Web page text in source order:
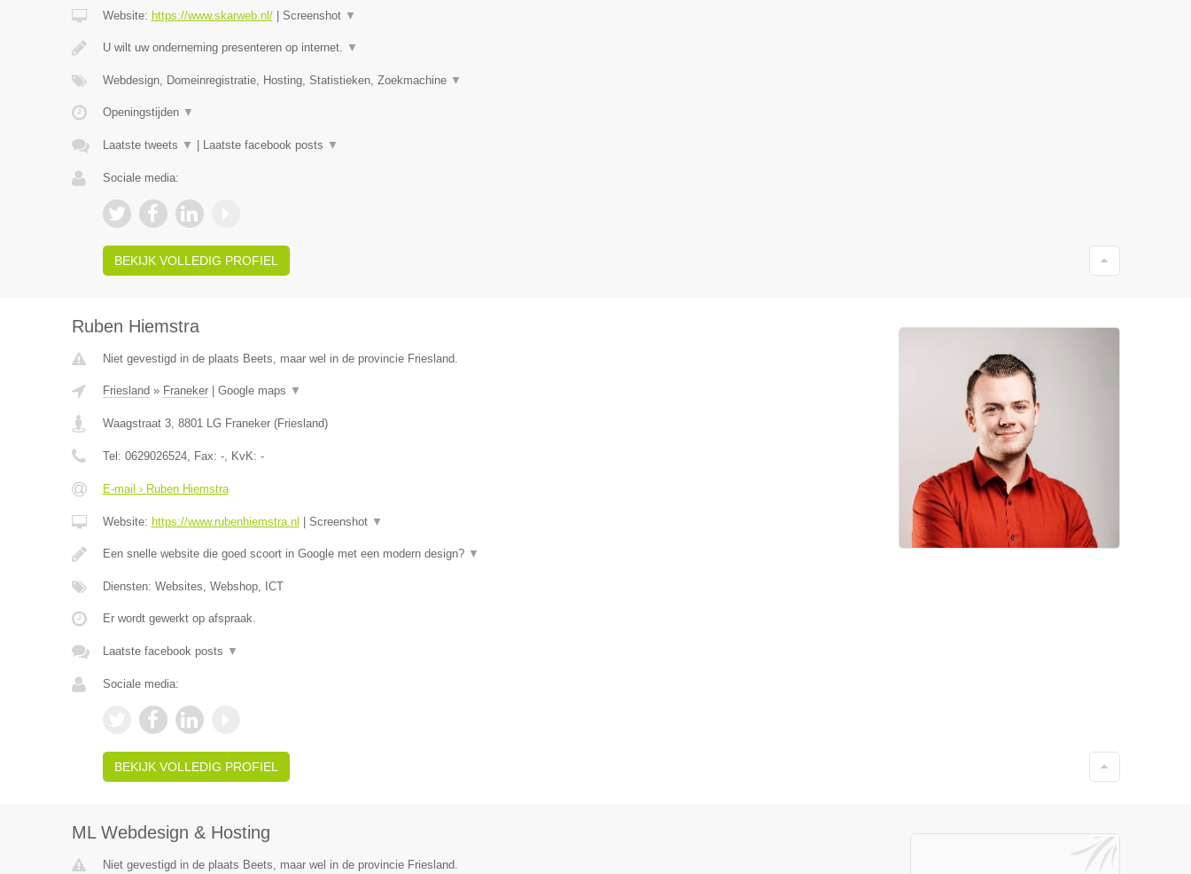
Website: https://www.skarweb.nl/| Screenshot ▼
U wilt uw onderneming presenteren op internet. ▼
Webdesign, Domeinregistratie, Hosting, Statistieken, Zoekmachine ▼
Openingstijden ▼
Laatste tweets ▼ Laatste facebook posts ▼
Sociale media:
BEKIJK VOLLEDIG PROFIEL
Ruben Hiemstra
Niet gevestigd in de plaats Beets, maar wel in de provincie Friesland.
Friesland » Franeker| Google maps ▼
Waagstraat 3, 8801 LG Franeker(Friesland)
Tel: 0629026524, Fax: -, KvK: -
E-mail › Ruben Hiemstra
Website: https://www.rubenhiemstra.nl Screenshot ▼
Een snelle website die goed scoort in Google met een modern design? ▼
Diensten: Websites, Webshop, ICT
Er wordt gewerkt op afspraak.
Laatste facebook posts ▼
Sociale media:
BEKIJK VOLLEDIG PROFIEL
ML Webdesign & Hosting
Niet gevestigd in de plaats Beets, maar wel in de provincie Friesland.